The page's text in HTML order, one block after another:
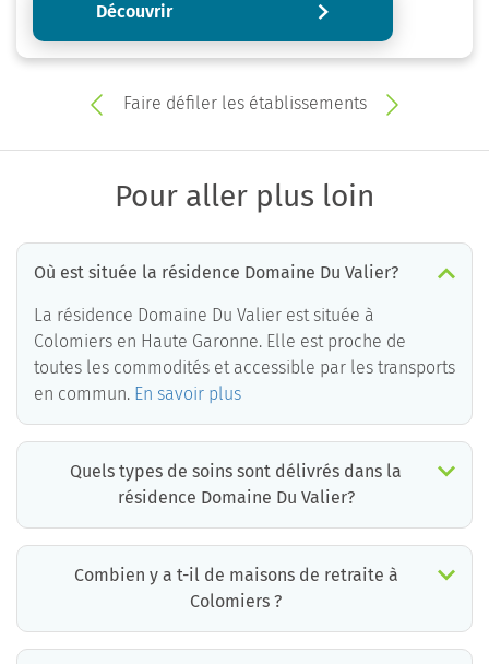
Découvrir
Faire défiler les établissements
Pour aller plus loin
Où est située la résidence Domaine Du Valier?
La résidence Domaine Du Valier est située à
Colomiers en Haute Garonne. Elle est proche de
toutes les commodités et accessible par les transports
en commun. En savoir plus
Quels types de soins sont délivrés dans la
résidence Domaine Du Valier?
Combien y a t-il de maisons de retraite à
Colomiers ?